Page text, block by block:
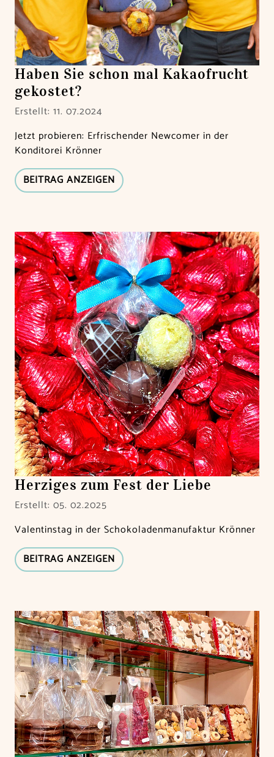
Haben Sie schon mal Kakaofrucht
gekostet?
Erstellt: 11. 07.2024
Jetzt probieren: Erfrischender Newcomer in der
Konditorei Krönner
BEITRAG ANZEIGEN
Herziges zum Fest der Liebe
Erstellt: 05. 02.2025
Valentinstag in der Schokoladenmanufaktur Krönner
BEITRAG ANZEIGEN